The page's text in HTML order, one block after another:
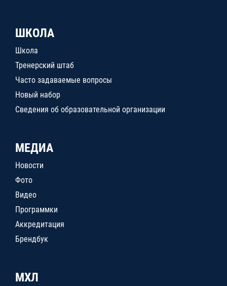
ШКОЛА
Школа
Тренерский штаб
Часто задаваемые вопросы
Новый набор
Сведения об образовательной организации
МЕДИА
Новости
Фото
Видео
Программки
Аккредитация
Брендбук
МХЛ